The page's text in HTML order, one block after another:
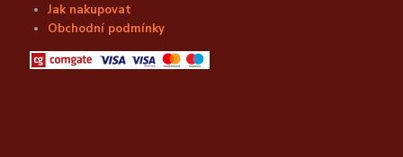
Jak nakupovat
Obchodní podmínky